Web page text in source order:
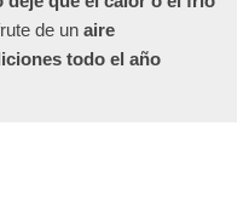
de un aire
todo el año